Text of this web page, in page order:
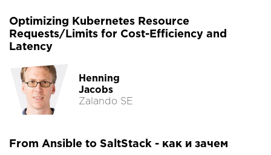
Optimizing Kubernetes Resource
Requests/Limits for Cost-Efficiency and
Latency
Henning
Jacobs
Zalando SE
From Ansible to SaltStack - как и зачем